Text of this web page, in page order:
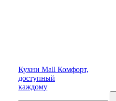
Кухни Mall Комфорт,
доступный
каждому